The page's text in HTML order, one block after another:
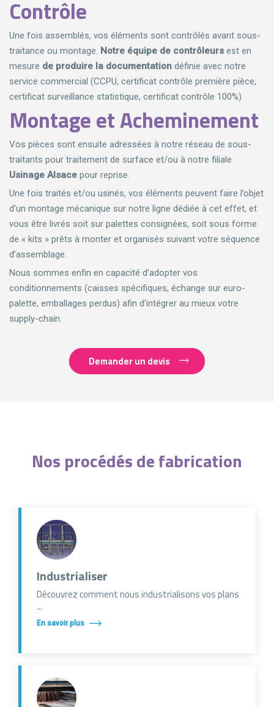
Contrôle
Une fois assemblés, vos éléments sont contrôlés avant sous-
traitance ou montage. Notre équipe de contrôleurs est en
mesure de produire la documentation définie avec notre
service commercial (CCPU, certificat contrôle première pièce,
certificat surveillance statistique, certificat contrôle 100%)
Montage et Acheminement
Vos pièces sont ensuite adressées à notre réseau de sous-
traitants pour traitement de surface et/ou à notre filiale
Usinage Alsace pour reprise.
Une fois traités et/ou usinés, vos éléments peuvent faire l’objet
d’un montage mécanique sur notre ligne dédiée à cet effet, et
vous être livrés soit sur palettes consignées, soit sous forme
de « kits » prêts à monter et organisés suivant votre séquence
d’assemblage.
Nous sommes enfin en capacité d’adopter vos
conditionnements (caisses spécifiques, échange sur euro-
palette, emballages perdus) afin d’intégrer au mieux votre
supply-chain.
Demander un devis
Nos procédés de fabrication
Industrialiser
Découvrez comment nous industrialisons vos plans
...
En savoir plus